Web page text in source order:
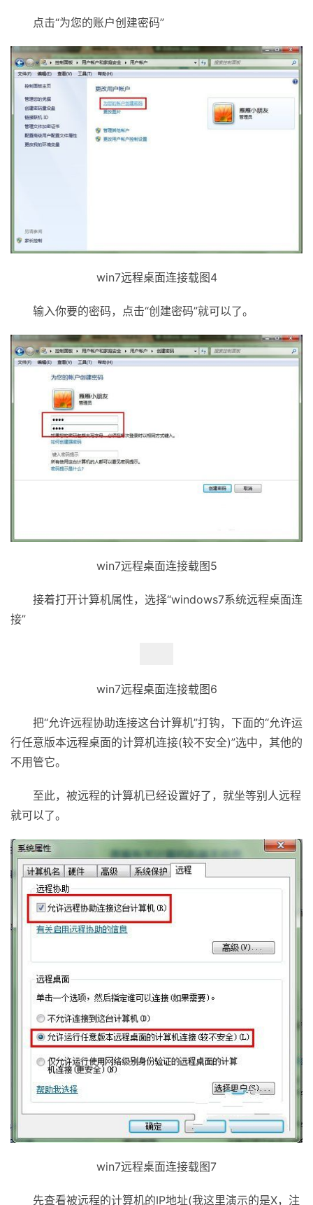
点击“为您的账户创建密码”
win7远程桌面连接载图4
输入你要的密码，点击“创建密码”就可以了。
win7远程桌面连接载图5
接着打开计算机属性，选择“windows7系统远程桌面连
接”
win7远程桌面连接载图6
把“允许远程协助连接这台计算机”打钩，下面的“允许运
行任意版本远程桌面的计算机连接(较不安全)”选中，其他的
不用管它。
至此，被远程的计算机已经设置好了，就坐等别人远程
就可以了。
win7远程桌面连接载图7
先查看被远程的计算机的IP地址(我这里演示的是X，注